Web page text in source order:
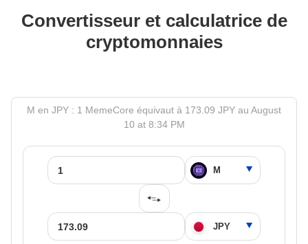
Convertisseur et calculatrice de
cryptomonnaies
M en JPY : 1 MemeCore équivaut à 173.09 JPY au August
10 at 8:34 PM